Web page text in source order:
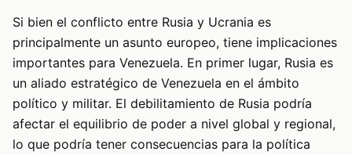
Si bien el conflicto entre Rusia y Ucrania es
principalmente un asunto europeo, tiene implicaciones
importantes para Venezuela. En primer lugar, Rusia es
un aliado estratégico de Venezuela en el ámbito
político y militar. El debilitamiento de Rusia podría
afectar el equilibrio de poder a nivel global y regional,
lo que podría tener consecuencias para la política